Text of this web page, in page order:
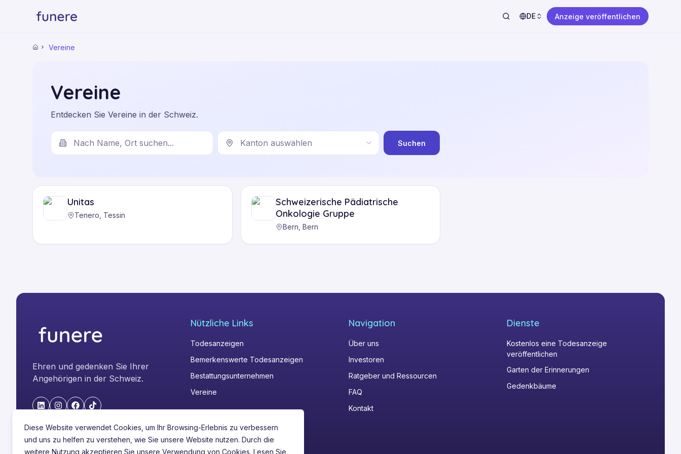
DE Anzeige veröffentlichen
Startseite
Vereine
Vereine
Entdecken Sie Vereine in der Schweiz.
Kanton auswählen Suchen
Unitas
Tenero, Tessin
Schweizerische Pädiatrische
Onkologie Gruppe
Bern, Bern
Ehren und gedenken Sie Ihrer
Angehörigen in der Schweiz.
"LinkedIn"
"Instagram"
"Facebook"
"TikTok"
Nützliche Links
Todesanzeigen
Bemerkenswerte Todesanzeigen
Bestattungsunternehmen
Vereine
Navigation
Über uns
Investoren
Ratgeber und Ressourcen
FAQ
Kontakt
Dienste
Kostenlos eine Todesanzeige
veröffentlichen
Garten der Erinnerungen
Gedenkbäume
Diese Website verwendet Cookies, um Ihr Browsing-Erlebnis zu verbessern
und uns zu helfen zu verstehen, wie Sie unsere Website nutzen. Durch die
weitere Nutzung akzeptieren Sie unsere Verwendung von Cookies. Lesen Sie